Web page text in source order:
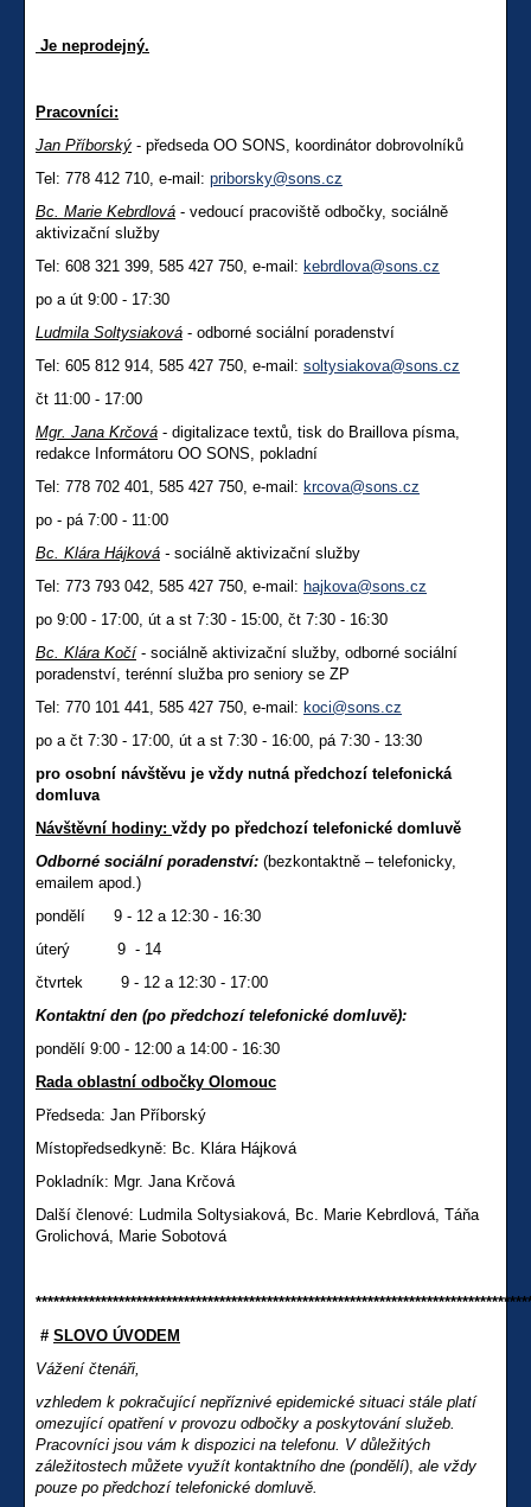
Je neprodejný.
Pracovníci:
Jan Příborský - předseda OO SONS, koordinátor dobrovolníků
Tel: 778 412 710, e-mail: priborsky@sons.cz
Bc. Marie Kebrdlová - vedoucí pracoviště odbočky, sociálně
aktivizační služby
Tel: 608 321 399, 585 427 750, e-mail: kebrdlova@sons.cz
po a út 9:00 - 17:30
Ludmila Soltysiaková - odborné sociální poradenství
Tel: 605 812 914, 585 427 750, e-mail: soltysiakova@sons.cz
čt 11:00 - 17:00
Mgr. Jana Krčová - digitalizace textů, tisk do Braillova písma,
redakce Informátoru OO SONS, pokladní
Tel: 778 702 401, 585 427 750, e-mail: krcova@sons.cz
po - pá 7:00 - 11:00
Bc. Klára Hájková - sociálně aktivizační služby
Tel: 773 793 042, 585 427 750, e-mail: hajkova@sons.cz
po 9:00 - 17:00, út a st 7:30 - 15:00, čt 7:30 - 16:30
Bc. Klára Kočí- sociálně aktivizační služby, odborné sociální
poradenství, terénní služba pro seniory se ZP
Tel: 770 101 441, 585 427 750, e-mail: koci@sons.cz
po a čt 7:30 - 17:00, út a st 7:30 - 16:00, pá 7:30 - 13:30
pro osobní návštěvu je vždy nutná předchozí telefonická
domluva
Návštěvní hodiny: vždy po předchozí telefonické domluvě
Odborné sociální poradenství: (bezkontaktně – telefonicky,
emailem apod.)
pondělí 9 - 12 a 12:30 - 16:30
úterý 9 - 14
čtvrtek 9 - 12 a 12:30 - 17:00
Kontaktní den (po předchozí telefonické domluvě):
pondělí 9:00 - 12:00 a 14:00 - 16:30
Rada oblastní odbočky Olomouc
Předseda: Jan Příborský
Místopředsedkyně: Bc. Klára Hájková
Pokladník: Mgr. Jana Krčová
Další členové: Ludmila Soltysiaková, Bc. Marie Kebrdlová, Táňa
Grolichová, Marie Sobotová
# SLOVO ÚVODEM
Vážení čtenáři,
vzhledem k pokračující nepříznivé epidemické situaci stále platí
omezující opatření v provozu odbočky a poskytování služeb.
Pracovníci jsou vám k dispozici na telefonu. V důležitých
záležitostech můžete využít kontaktního dne (pondělí), ale vždy
pouze po předchozí telefonické domluvě.